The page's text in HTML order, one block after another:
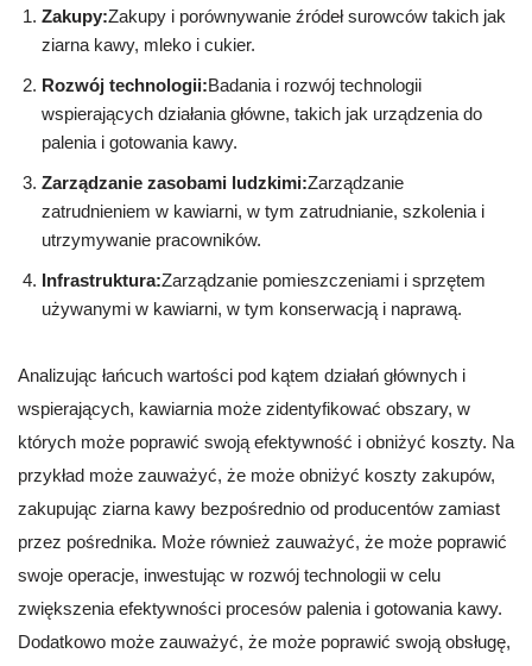
Zakupy:Zakupy i porównywanie źródeł surowców takich jak
ziarna kawy, mleko i cukier.
Rozwój technologii:Badania i rozwój technologii
wspierających działania główne, takich jak urządzenia do
palenia i gotowania kawy.
Zarządzanie zasobami ludzkimi:Zarządzanie
zatrudnieniem w kawiarni, w tym zatrudnianie, szkolenia i
utrzymywanie pracowników.
Infrastruktura:Zarządzanie pomieszczeniami i sprzętem
używanymi w kawiarni, w tym konserwacją i naprawą.
Analizując łańcuch wartości pod kątem działań głównych i
wspierających, kawiarnia może zidentyfikować obszary, w
których może poprawić swoją efektywność i obniżyć koszty. Na
przykład może zauważyć, że może obniżyć koszty zakupów,
zakupując ziarna kawy bezpośrednio od producentów zamiast
przez pośrednika. Może również zauważyć, że może poprawić
swoje operacje, inwestując w rozwój technologii w celu
zwiększenia efektywności procesów palenia i gotowania kawy.
Dodatkowo może zauważyć, że może poprawić swoją obsługę,